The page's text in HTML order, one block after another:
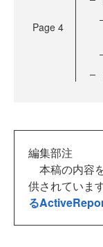
Page 4
編集部注
本稿の内容
供されていま
る